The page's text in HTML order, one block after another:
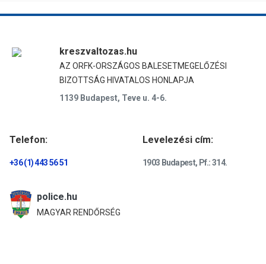
kreszvaltozas.hu
AZ ORFK-ORSZÁGOS BALESETMEGELŐZÉSI
BIZOTTSÁG HIVATALOS HONLAPJA
1139 Budapest, Teve u. 4-6.
Telefon:
+36 (1) 443 56 51
Levelezési cím:
1903 Budapest, Pf.: 314.
police.hu
MAGYAR RENDŐRSÉG